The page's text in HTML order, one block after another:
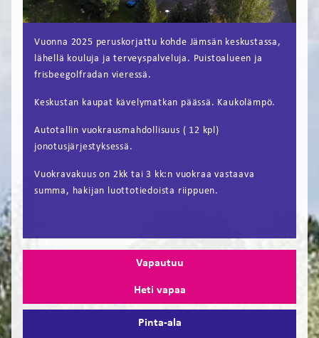
Vuonna 2025 peruskorjattu kohde Jämsän keskustassa,
lähellä kouluja ja terveyspalveluja. Puistoalueen ja
frisbeegolfradan vieressä.
Keskustan kaupat kävelymatkan päässä. Kaukolämpö.
Autotallin vuokrausmahdollisuus ( 12 kpl)
jonotusjärjestyksessä.
Vuokravakuus on 2kk tai 3 kk:n vuokraa vastaava
summa, hakijan luottotiedoista riippuen.
Vapautuu
Heti vapaa
Pinta-ala